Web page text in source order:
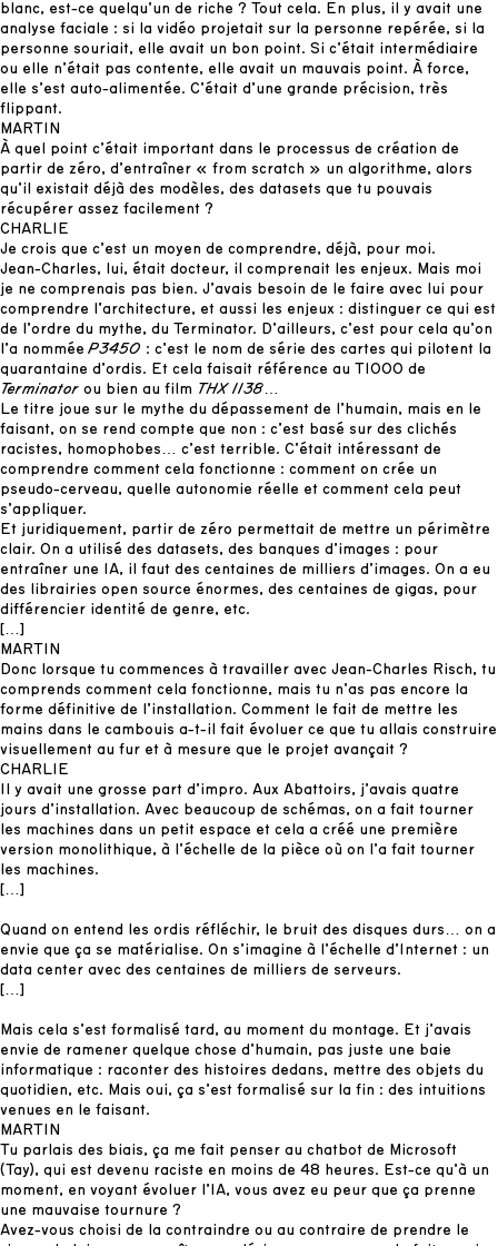
blanc, est-ce quelqu’un de riche ? Tout cela. En plus, il y avait une
analyse faciale : si la vidéo projetait sur la personne repérée, si la
personne souriait, elle avait un bon point. Si c’était intermédiaire
ou elle n’était pas contente, elle avait un mauvais point. À force,
elle s’est auto-alimentée. C’était d’une grande précision, très
flippant.
MARTIN
À quel point c’était important dans le processus de création de
partir de zéro, d’entraîner « from scratch » un algorithme, alors
qu’il existait déjà des modèles, des datasets que tu pouvais
récupérer assez facilement ?
CHARLIE
Je crois que c’est un moyen de comprendre, déjà, pour moi.
Jean-Charles, lui, était docteur, il comprenait les enjeux. Mais moi
je ne comprenais pas bien. J’avais besoin de le faire avec lui pour
comprendre l’architecture, et aussi les enjeux : distinguer ce qui est
de l’ordre du mythe, du Terminator. D’ailleurs, c’est pour cela qu’on
l’a nomméeP3450 : c’est le nom de série des cartes qui pilotent la
quarantaine d’ordis. Et cela faisait référence au T1000 de
Terminator ou bien au film THX 1138…
Le titre joue sur le mythe du dépassement de l’humain, mais en le
faisant, on se rend compte que non : c’est basé sur des clichés
racistes, homophobes… c’est terrible. C’était intéressant de
comprendre comment cela fonctionne : comment on crée un
pseudo-cerveau, quelle autonomie réelle et comment cela peut
s’appliquer.
Et juridiquement, partir de zéro permettait de mettre un périmètre
clair. On a utilisé des datasets, des banques d’images : pour
entraîner une IA, il faut des centaines de milliers d’images. On a eu
des librairies open source énormes, des centaines de gigas, pour
différencier identité de genre, etc.
[…]
MARTIN
Donc lorsque tu commences à travailler avec Jean-Charles Risch, tu
comprends comment cela fonctionne, mais tu n’as pas encore la
forme définitive de l’installation. Comment le fait de mettre les
mains dans le cambouis a-t-il fait évoluer ce que tu allais construire
visuellement au fur et à mesure que le projet avançait ?
CHARLIE
Il y avait une grosse part d’impro. Aux Abattoirs, j’avais quatre
jours d’installation. Avec beaucoup de schémas, on a fait tourner
les machines dans un petit espace et cela a créé une première
version monolithique, à l’échelle de la pièce où on l’a fait tourner
les machines.
[…]
Quand on entend les ordis réfléchir, le bruit des disques durs… on a
envie que ça se matérialise. On s’imagine à l’échelle d’Internet : un
data center avec des centaines de milliers de serveurs.
[…]
Mais cela s’est formalisé tard, au moment du montage. Et j’avais
envie de ramener quelque chose d’humain, pas juste une baie
informatique : raconter des histoires dedans, mettre des objets du
quotidien, etc. Mais oui, ça s’est formalisé sur la fin : des intuitions
venues en le faisant.
MARTIN
Tu parlais des biais, ça me fait penser au chatbot de Microsoft
(Tay), qui est devenu raciste en moins de 48 heures. Est-ce qu’à un
moment, en voyant évoluer l’IA, vous avez eu peur que ça prenne
une mauvaise tournure ?
Avez-vous choisi de la contraindre ou au contraire de prendre le